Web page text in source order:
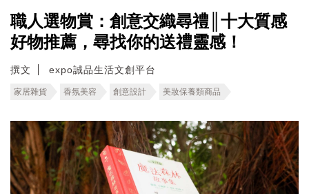
職人選物賞：創意交織尋禮║十大質感
好物推薦，尋找你的送禮靈感！
撰文 expo誠品生活文創平台
家居雜貨 香氛美容 創意設計 美妝保養類商品